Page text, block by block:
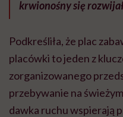
krwionośny się
Podkreśliła, że plac
placówki to jeden z
zorganizowanego
przebywanie na
dawka ruchu wspierają